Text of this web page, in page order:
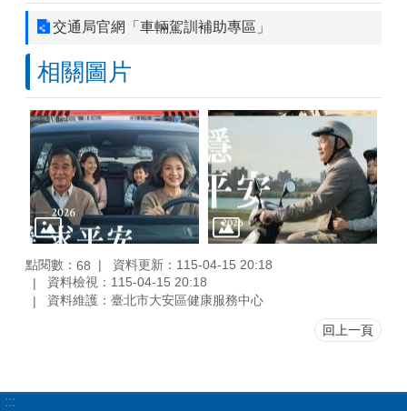
交通局官網「車輛駕訓補助專區」
相關圖片
點閱數： 68
資料更新：115-04-15 20:18
資料檢視：115-04-15 20:18
資料維護：臺北市大安區健康服務中心
回上一頁
:::